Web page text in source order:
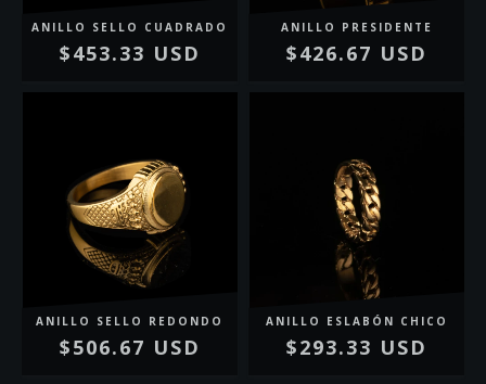
ANILLO SELLO CUADRADO
$453.33 USD
ANILLO PRESIDENTE
$426.67 USD
ANILLO SELLO REDONDO
$506.67 USD
ANILLO ESLABÓN CHICO
$293.33 USD